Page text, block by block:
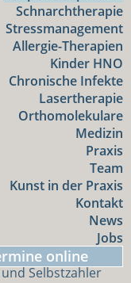
Schnarchtherapie
Stressmanagement
Allergie-Therapien
Kinder HNO
Chronische Infekte
Lasertherapie
Orthomolekulare
Medizin
Praxis
Team
Kunst in der Praxis
Kontakt
News
Jobs
online
Selbstzahler